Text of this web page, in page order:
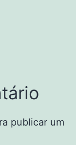
publicar um